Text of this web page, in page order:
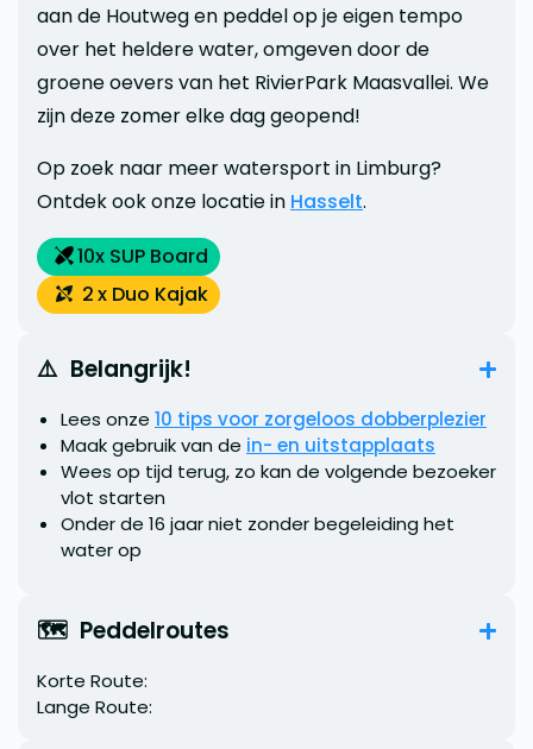
aan de Houtweg en peddel op je eigen tempo
over het heldere water, omgeven door de
groene oevers van het RivierPark Maasvallei. We
zijn deze zomer elke dag geopend!
Op zoek naar meer watersport in Limburg?
Ontdek ook onze locatie in Hasselt.
10x SUP Board
2x Duo Kajak
⚠️  Belangrijk!
Lees onze 10 tips voor zorgeloos dobberplezier
Maak gebruik van de in- en uitstapplaats
Wees op tijd terug, zo kan de volgende bezoeker
vlot starten
Onder de 16 jaar niet zonder begeleiding het
water op
🗺️  Peddelroutes
Korte Route:
Lange Route: